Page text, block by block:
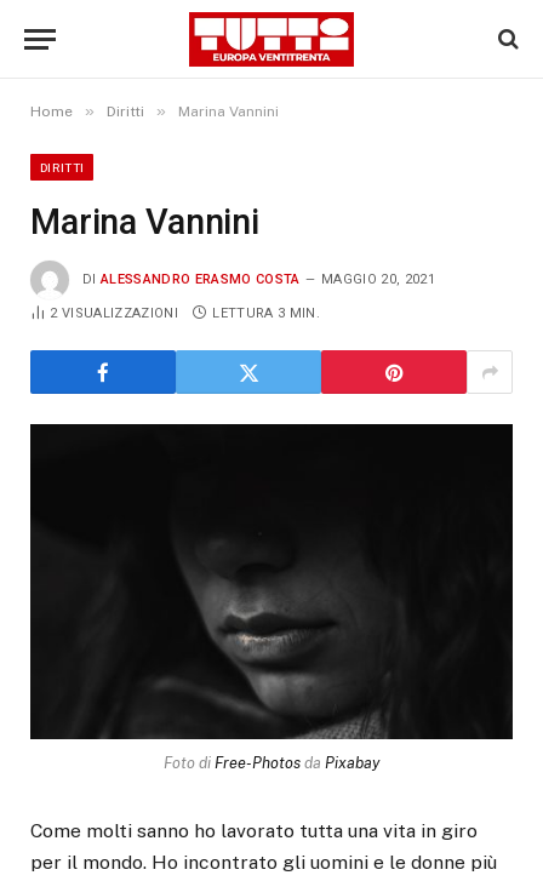
Home » Diritti » Marina Vannini
DIRITTI
Marina Vannini
DI ALESSANDRO ERASMO COSTA MAGGIO 20, 2021
2VISUALIZZAZIONI LETTURA 3 MIN.
Foto di Free-Photos da Pixabay
Come molti sanno ho lavorato tutta una vita in giro
per il mondo. Ho incontrato gli uomini e le donne più